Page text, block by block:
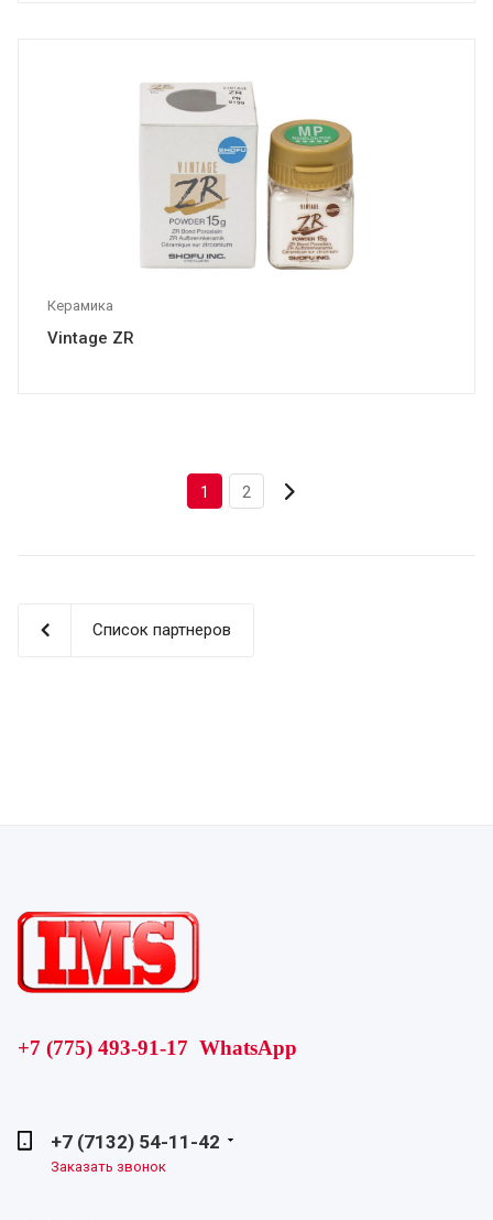
Керамика
Vintage ZR
1 2
Список партнеров
+7 (775) 493-91-17 WhatsApp
+7 (7132) 54-11-42
Заказать звонок